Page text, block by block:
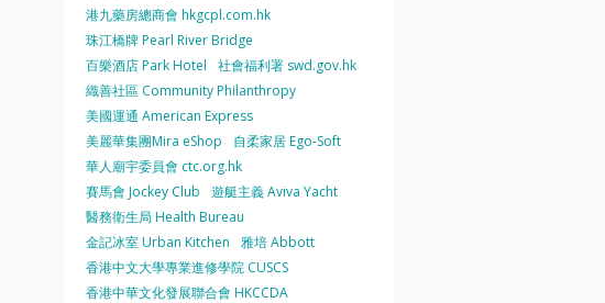
港九藥房總商會 hkgcpl.com.hk
珠江橋牌 Pearl River Bridge
百樂酒店 Park Hotel
社會福利署 swd.gov.hk
織善社區 Community Philanthropy
美國運通 American Express
美麗華集團Mira eShop
自柔家居 Ego-Soft
華人廟宇委員會 ctc.org.hk
賽馬會 Jockey Club
遊艇主義 Aviva Yacht
醫務衛生局 Health Bureau
金記冰室 Urban Kitchen
雅培 Abbott
香港中文大學專業進修學院 CUSCS
香港中華文化發展聯合會 HKCCDA